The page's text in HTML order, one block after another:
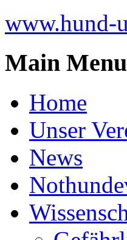
www.hund-
Main Menu
Home
Unser
News